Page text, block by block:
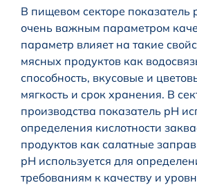
В пищевом секторе показатель
очень важным параметром
параметр влияет на такие
мясных продуктов как
способность, вкусовые и
мягкость и срок хранения. В
производства показатель pH
определения кислотности
продуктов как салатные
pH используется для
требованиям к качеству и